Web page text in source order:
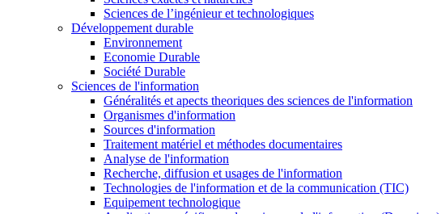
Sciences de l’ingénieur et technologiques
Développement durable
Environnement
Economie Durable
Société Durable
Sciences de l'information
Généralités et apects theoriques des sciences de l'information
Organismes d'information
Sources d'information
Traitement matériel et méthodes documentaires
Analyse de l'information
Recherche, diffusion et usages de l'information
Technologies de l'information et de la communication (TIC)
Equipement technologique